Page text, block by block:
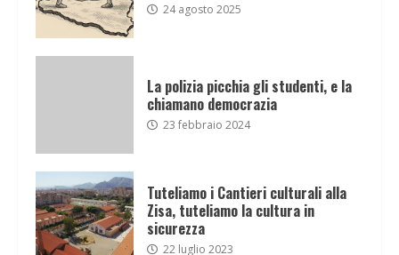
24 agosto 2025
La polizia picchia gli studenti, e la
chiamano democrazia
23 febbraio 2024
Tuteliamo i Cantieri culturali alla
Zisa, tuteliamo la cultura in
sicurezza
22 luglio 2023